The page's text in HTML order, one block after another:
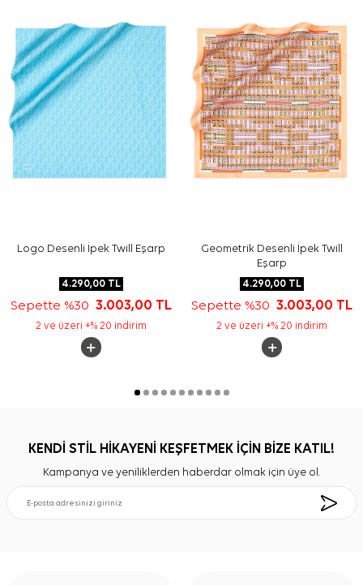
gerektiğindeAker İpek Eşarp Şampuanıkullanımı
destekleyici bir seçenek olabilir.
Sıkça Sorulan Sorular
Pembe İpek Kare Çiçekli Eşarp hangi malzemeden
üretilmiştir?
Bu ipek eşarp hangi renklerle kombinlenir?
Desen görünümü nasıldır?
Kare eşarp günlük kullanım için uygun mudur?
Logo Desenli İpek Twill Eşarp
4.290,00TL
Sepette %30 3.003,00 TL
2 ve üzeri +% 20 indirim
Geometrik Desenli İpek Twill
Eşarp
4.290,00 TL
Sepette %303.003,00 TL
2 ve üzeri +% 20 indirim
KENDİ STİL HİKAYENİ KEŞFETMEK İÇİN BİZE KATIL!
Kampanya ve yeniliklerden haberdar olmak için üye ol.